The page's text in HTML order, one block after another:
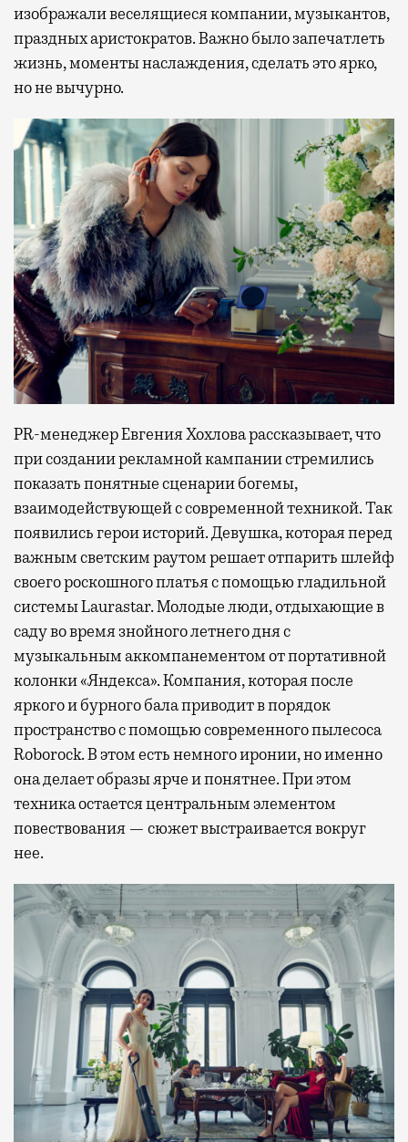
изображали веселящиеся компании, музыкантов,
праздных аристократов. Важно было запечатлеть
жизнь, моменты наслаждения, сделать это ярко,
но не вычурно.
PR-менеджер Евгения Хохлова рассказывает, что
при создании рекламной кампании стремились
показать понятные сценарии богемы,
взаимодействующей с современной техникой. Так
появились герои историй. Девушка, которая перед
важным светским раутом решает отпарить шлейф
своего роскошного платья с помощью гладильной
системы Laurastar. Молодые люди, отдыхающие в
саду во время знойного летнего дня с
музыкальным аккомпанементом от портативной
колонки «Яндекса». Компания, которая после
яркого и бурного бала приводит в порядок
пространство с помощью современного пылесоса
Roborock. В этом есть немного иронии, но именно
она делает образы ярче и понятнее. При этом
техника остается центральным элементом
повествования — сюжет выстраивается вокруг
нее.